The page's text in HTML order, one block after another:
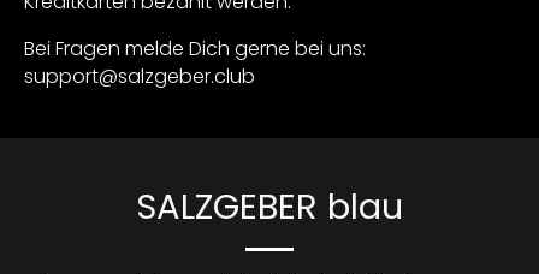
Bei Fragen melde Dich gerne bei uns:
support@salzgeber.club
SALZGEBER blau